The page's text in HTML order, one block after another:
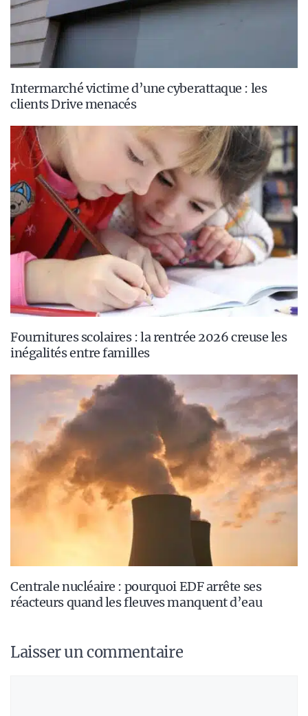
Intermarché victime d’une cyberattaque : les
clients Drive menacés
Fournitures scolaires : la rentrée 2026 creuse les
inégalités entre familles
Centrale nucléaire : pourquoi EDF arrête ses
réacteurs quand les fleuves manquent d’eau
Laisser un commentaire